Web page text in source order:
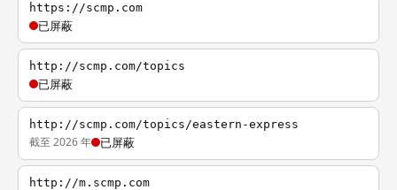
https://scmp.com
已屏蔽
http://scmp.com/topics
已屏蔽
http://scmp.com/topics/eastern-express
截至 2026 年 已屏蔽
http://m.scmp.com